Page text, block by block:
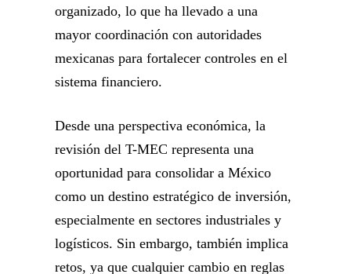
organizado, lo que ha llevado a una
mayor coordinación con autoridades
mexicanas para fortalecer controles en el
sistema financiero.
Desde una perspectiva económica, la
revisión del T-MEC representa una
oportunidad para consolidar a México
como un destino estratégico de inversión,
especialmente en sectores industriales y
logísticos. Sin embargo, también implica
retos, ya que cualquier cambio en reglas